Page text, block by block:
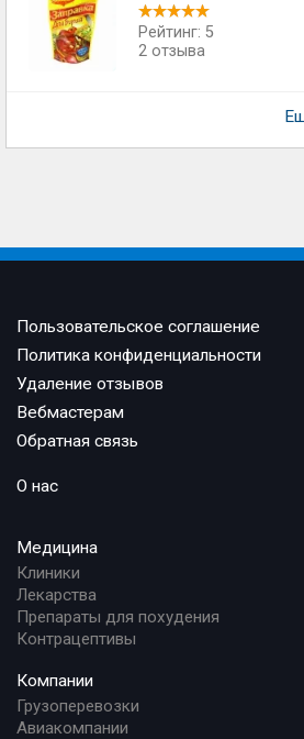
Рейтинг: 5
2 отзыва
Пользовательское соглашение
Политика конфиденциальности
Удаление отзывов
Вебмастерам
Обратная связь
О нас
Медицина
Клиники
Лекарства
Препараты для похудения
Контрацептивы
Компании
Грузоперевозки
Авиакомпании